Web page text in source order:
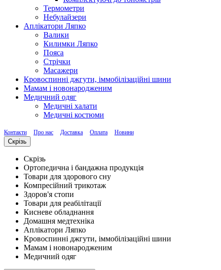
Термометри
Небулайзери
Аплікатори Ляпко
Валики
Килимки Ляпко
Пояса
Стрічки
Масажери
Кровоспинні джгути, іммобілізаційні шини
Мамам і новонародженим
Медичний одяг
Медичні халати
Медичні костюми
Контакти Про нас Доставка Оплата Новини
Скрізь
Скрізь
Ортопедична і бандажна продукція
Товари для здорового сну
Компресійний трикотаж
Здоров'я стопи
Товари для реабілітації
Кисневе обладнання
Домашня медтехніка
Аплікатори Ляпко
Кровоспинні джгути, іммобілізаційні шини
Мамам і новонародженим
Медичний одяг